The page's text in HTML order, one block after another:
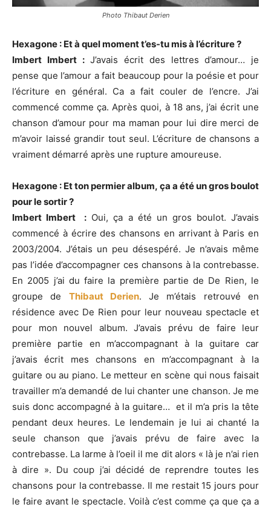
Photo Thibaut Derien
Hexagone : Et à quel moment t’es-tu mis à l’écriture ?
Imbert Imbert :J’avais écrit des lettres d’amour… je
pense que l’amour a fait beaucoup pour la poésie et pour
l’écriture en général. Ca a fait couler de l’encre. J’ai
commencé comme ça. Après quoi, à 18 ans, j’ai écrit une
chanson d’amour pour ma maman pour lui dire merci de
m’avoir laissé grandir tout seul. L’écriture de chansons a
vraiment démarré après une rupture amoureuse.
Hexagone : Et ton permier album, ça a été un gros boulot
pour le sortir ?
Imbert Imbert : Oui, ça a été un gros boulot. J’avais
commencé à écrire des chansons en arrivant à Paris en
2003/2004. J’étais un peu désespéré. Je n’avais même
pas l’idée d’accompagner ces chansons à la contrebasse.
En 2005 j’ai du faire la première partie de De Rien, le
groupe de Thibaut Derien. Je m’étais retrouvé en
résidence avec De Rien pour leur nouveau spectacle et
pour mon nouvel album. J’avais prévu de faire leur
première partie en m’accompagnant à la guitare car
j’avais écrit mes chansons en m’accompagnant à la
guitare ou au piano. Le metteur en scène qui nous faisait
travailler m’a demandé de lui chanter une chanson. Je me
suis donc accompagné à la guitare… et il m’a pris la tête
pendant deux heures. Le lendemain je lui ai chanté la
seule chanson que j’avais prévu de faire avec la
contrebasse. La larme à l’oeil il me dit alors « là je n’ai rien
à dire ». Du coup j’ai décidé de reprendre toutes les
chansons pour la contrebasse. Il me restait 15 jours pour
le faire avant le spectacle. Voilà c’est comme ça que ça a